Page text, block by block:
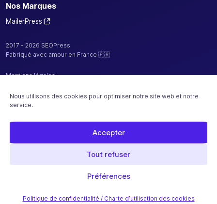
Nous utilisons des cookies pour optimiser notre site web et notre
service.
Accepter
Tout refuser
Préférences
Politique de confidentialité / Charte d’utilisation des cookies
Nos Marques
MailerPress
2017 - 2026 SEOPress
Fabriqué avec amour en France 🇫🇷
Mentions légales
Politique de confidentialité / cookies
CGV